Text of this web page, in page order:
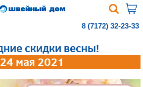
8 (7172) 32-23-33
скидки весны!
24 мая 2021